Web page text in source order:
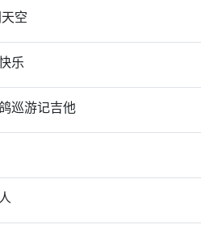
空
乐
巡游记吉他